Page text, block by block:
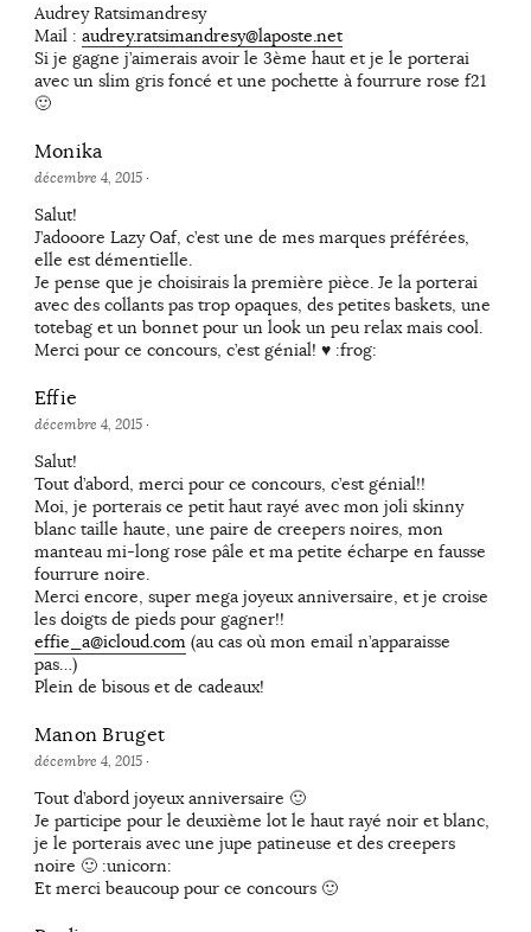
Audrey Ratsimandresy
Mail : audrey.ratsimandresy@laposte.net
Si je gagne j’aimerais avoir le 3ème haut et je le porterai
avec un slim gris foncé et une pochette à fourrure rose f21
🙂
Monika
décembre 4, 2015·
Salut!
J’adooore Lazy Oaf, c’est une de mes marques préférées,
elle est démentielle.
Je pense que je choisirais la première pièce. Je la porterai
avec des collants pas trop opaques, des petites baskets, une
totebag et un bonnet pour un look un peu relax mais cool.
Merci pour ce concours, c’est génial! ♥ :frog:
Effie
décembre 4, 2015·
Salut!
Tout d’abord, merci pour ce concours, c’est génial!!
Moi, je porterais ce petit haut rayé avec mon joli skinny
blanc taille haute, une paire de creepers noires, mon
manteau mi-long rose pâle et ma petite écharpe en fausse
fourrure noire.
Merci encore, super mega joyeux anniversaire, et je croise
les doigts de pieds pour gagner!!
effie_a@icloud.com (au cas où mon email n’apparaisse
pas…)
Plein de bisous et de cadeaux!
Manon Bruget
décembre 4, 2015·
Tout d’abord joyeux anniversaire 🙂
Je participe pour le deuxième lot le haut rayé noir et blanc,
je le porterais avec une jupe patineuse et des creepers
noire 🙂 :unicorn:
Et merci beaucoup pour ce concours 🙂